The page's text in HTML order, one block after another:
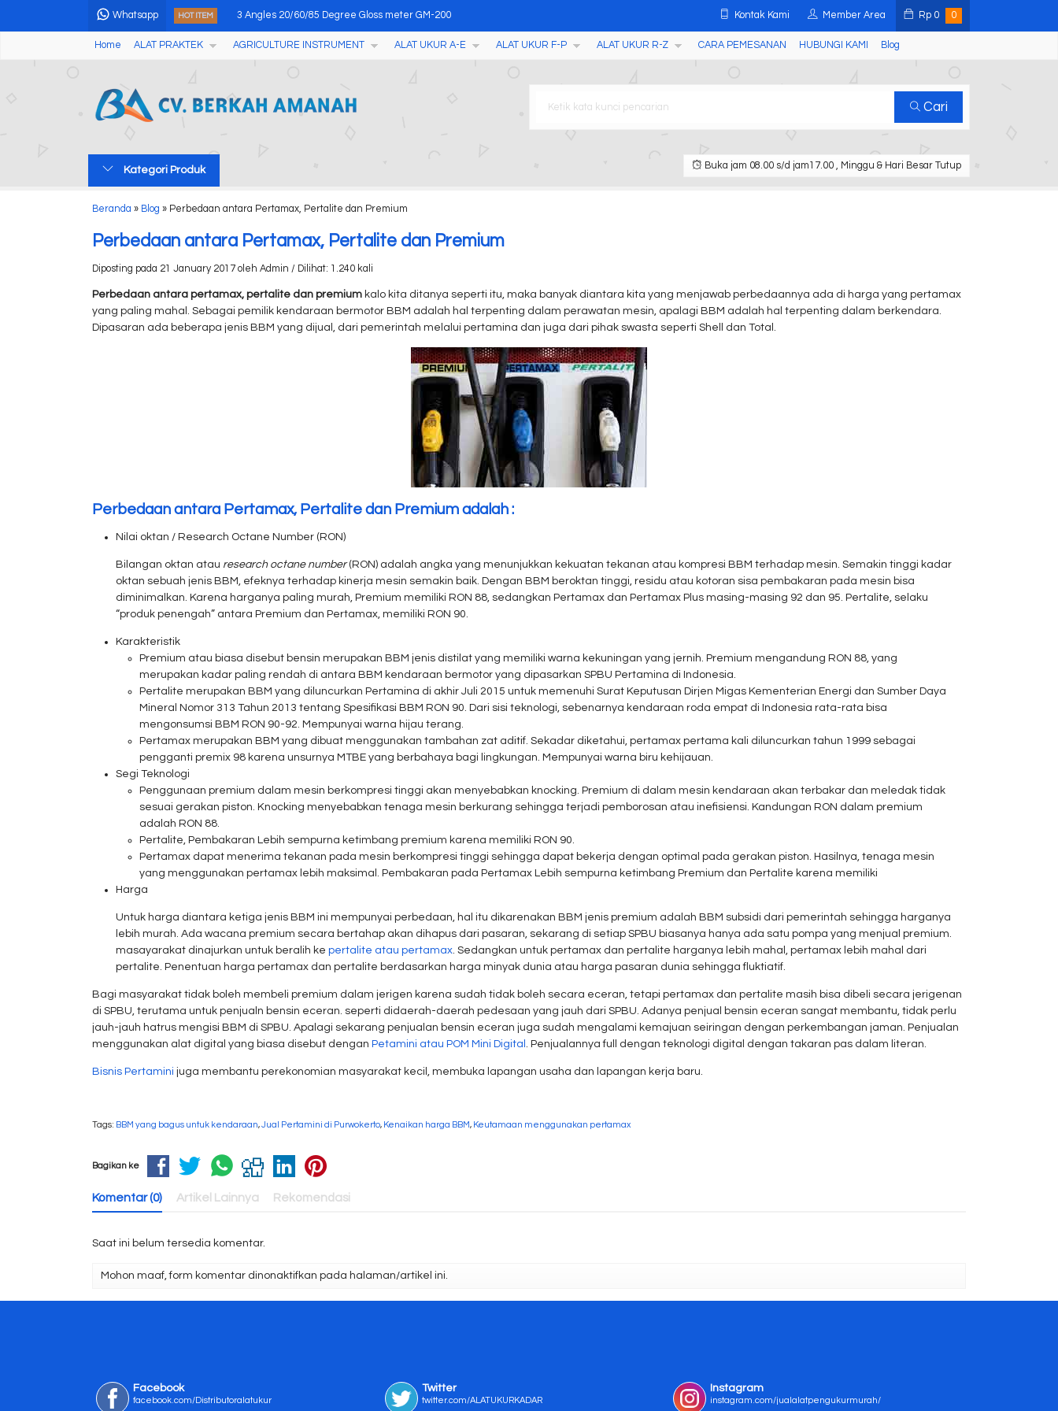
Whatsapp HOT ITEM 3 Angles 20/60/85 Degree Gloss meter GM-200
Low Speed Centrifuge MT-45
Alat Pengukur Cuaca Weather Station AW002
Multi-parameter Soil Moisture Temperature Meter TZ
Automatic Potential Titration Meter ZD-2
Kontak Kami Member Area Rp 0 0
Home ALAT PRAKTEK AGRICULTURE INSTRUMENT ALAT UKUR A-E ALAT UKUR F-P ALAT UKUR R-Z CARA PEMESANAN HUBUNGI KAMI Blog
Cari
Kategori Produk Buka jam 08.00 s/d jam17.00 , Minggu & Hari Besar Tutup
Beranda » Blog » Perbedaan antara Pertamax, Pertalite dan Premium
Perbedaan antara Pertamax, Pertalite dan Premium
Diposting pada 21 January 2017 oleh Admin / Dilihat: 1.240 kali
Perbedaan antara pertamax, pertalite dan premium kalo kita ditanya seperti itu, maka banyak diantara kita yang menjawab perbedaannya ada di harga yang pertamax
yang paling mahal. Sebagai pemilik kendaraan bermotor BBM adalah hal terpenting dalam perawatan mesin, apalagi BBM adalah hal terpenting dalam berkendara.
Dipasaran ada beberapa jenis BBM yang dijual, dari pemerintah melalui pertamina dan juga dari pihak swasta seperti Shell dan Total.
Perbedaan antara Pertamax, Pertalite dan Premium adalah :
Nilai oktan / Research Octane Number (RON)
Bilangan oktan atau research octane number(RON) adalah angka yang menunjukkan kekuatan tekanan atau kompresi BBM terhadap mesin. Semakin tinggi kadar
oktan sebuah jenis BBM, efeknya terhadap kinerja mesin semakin baik. Dengan BBM beroktan tinggi, residu atau kotoran sisa pembakaran pada mesin bisa
diminimalkan. Karena harganya paling murah, Premium memiliki RON 88, sedangkan Pertamax dan Pertamax Plus masing-masing 92 dan 95. Pertalite, selaku
“produk penengah” antara Premium dan Pertamax, memiliki RON 90.
Karakteristik
Premium atau biasa disebut bensin merupakan BBM jenis distilat yang memiliki warna kekuningan yang jernih. Premium mengandung RON 88, yang
merupakan kadar paling rendah di antara BBM kendaraan bermotor yang dipasarkan SPBU Pertamina di Indonesia.
Pertalite merupakan BBM yang diluncurkan Pertamina di akhir Juli 2015 untuk memenuhi Surat Keputusan Dirjen Migas Kementerian Energi dan Sumber Daya
Mineral Nomor 313 Tahun 2013 tentang Spesifikasi BBM RON 90. Dari sisi teknologi, sebenarnya kendaraan roda empat di Indonesia rata-rata bisa
mengonsumsi BBM RON 90-92. Mempunyai warna hijau terang.
Pertamax merupakan BBM yang dibuat menggunakan tambahan zat aditif. Sekadar diketahui, pertamax pertama kali diluncurkan tahun 1999 sebagai
pengganti premix 98 karena unsurnya MTBE yang berbahaya bagi lingkungan. Mempunyai warna biru kehijauan.
Segi Teknologi
Penggunaan premium dalam mesin berkompresi tinggi akan menyebabkan knocking. Premium di dalam mesin kendaraan akan terbakar dan meledak tidak
sesuai gerakan piston. Knocking menyebabkan tenaga mesin berkurang sehingga terjadi pemborosan atau inefisiensi. Kandungan RON dalam premium
adalah RON 88.
Pertalite, Pembakaran Lebih sempurna ketimbang premium karena memiliki RON 90.
Pertamax dapat menerima tekanan pada mesin berkompresi tinggi sehingga dapat bekerja dengan optimal pada gerakan piston. Hasilnya, tenaga mesin
yang menggunakan pertamax lebih maksimal. Pembakaran pada Pertamax Lebih sempurna ketimbang Premium dan Pertalite karena memiliki
Harga
Untuk harga diantara ketiga jenis BBM ini mempunyai perbedaan, hal itu dikarenakan BBM jenis premium adalah BBM subsidi dari pemerintah sehingga harganya
lebih murah. Ada wacana premium secara bertahap akan dihapus dari pasaran, sekarang di setiap SPBU biasanya hanya ada satu pompa yang menjual premium.
masayarakat dinajurkan untuk beralih ke pertalite atau pertamax. Sedangkan untuk pertamax dan pertalite harganya lebih mahal, pertamax lebih mahal dari
pertalite. Penentuan harga pertamax dan pertalite berdasarkan harga minyak dunia atau harga pasaran dunia sehingga fluktiatif.
Bagi masyarakat tidak boleh membeli premium dalam jerigen karena sudah tidak boleh secara eceran, tetapi pertamax dan pertalite masih bisa dibeli secara jerigenan
di SPBU, terutama untuk penjualn bensin eceran. seperti didaerah-daerah pedesaan yang jauh dari SPBU. Adanya penjual bensin eceran sangat membantu, tidak perlu
jauh-jauh hatrus mengisi BBM di SPBU. Apalagi sekarang penjualan bensin eceran juga sudah mengalami kemajuan seiringan dengan perkembangan jaman. Penjualan
menggunakan alat digital yang biasa disebut dengan Petamini atau POM Mini Digital . Penjualannya full dengan teknologi digital dengan takaran pas dalam literan.
Bisnis Pertamini juga membantu perekonomian masyarakat kecil, membuka lapangan usaha dan lapangan kerja baru.
Tags: BBM yang bagus untuk kendaraan,Jual Pertamini di Purwokerto, Kenaikan harga BBM, Keutamaan menggunakan pertamax
Bagikan ke
Komentar (0) Artikel Lainnya Rekomendasi
Saat ini belum tersedia komentar.
Mohon maaf, form komentar dinonaktifkan pada halaman/artikel ini.
Facebook
facebook.com/Distributoralatukur
Twitter
twitter.com/ALATUKURKADAR
Instagram
instagram.com/jualalatpengukurmurah/